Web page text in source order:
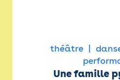
théâtre
Une famille